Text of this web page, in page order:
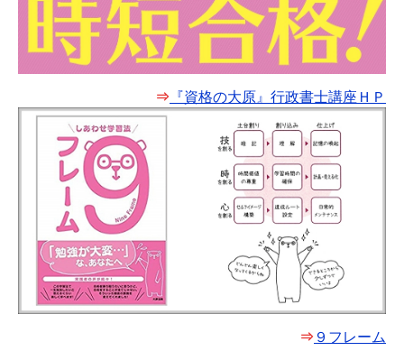
⇒ 『資格の大原』行政書士講座ＨＰ
⇒ ９フレーム